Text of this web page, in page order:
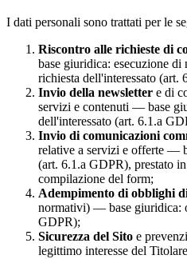
I dati personali sono trattati per le
Riscontro alle richieste di
base giuridica: esecuzione di
richiesta dell'interessato (art.
Invio della newsletter e di
servizi e contenuti — base
dell'interessato (art. 6.1.a
Invio di comunicazioni
relative a servizi e offerte —
(art. 6.1.a GDPR), prestato
compilazione del form;
Adempimento di obblighi
normativi) — base giuridica:
GDPR);
Sicurezza del Sito e
legittimo interesse del